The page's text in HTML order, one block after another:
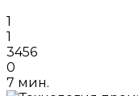
1
1
3456
0
7 мин.